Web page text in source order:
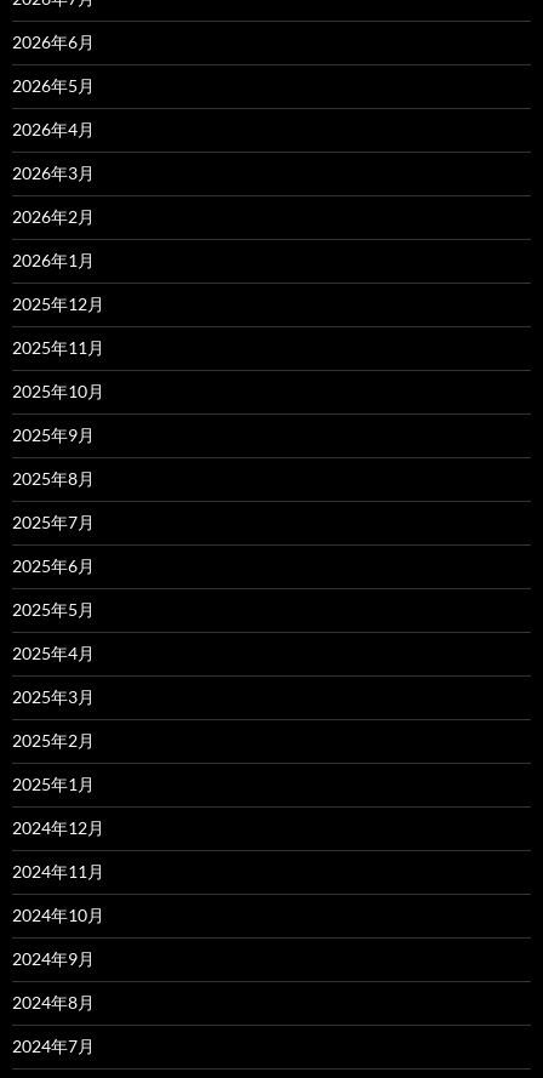
2026年6月
2026年5月
2026年4月
2026年3月
2026年2月
2026年1月
2025年12月
2025年11月
2025年10月
2025年9月
2025年8月
2025年7月
2025年6月
2025年5月
2025年4月
2025年3月
2025年2月
2025年1月
2024年12月
2024年11月
2024年10月
2024年9月
2024年8月
2024年7月